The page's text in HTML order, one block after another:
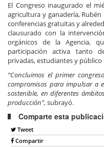
El Congreso inaugurado el
agricultura y ganadería,
conferencias gratuitas y
clausurado con la
orgánicos de la Agencia,
participación activa tanto
privadas, estudiantes y público
“Concluimos el primer
compromisos para impulsar a
sostenible, en diferentes
producción”, subrayó.
Comparte esta
Tweet
Compartir